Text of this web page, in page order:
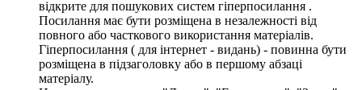
відкрите для пошукових систем гіперпосилання .
Посилання має бути розміщена в незалежності від
повного або часткового використання матеріалів.
Гіперпосилання ( для інтернет - видань) - повинна бути
розміщена в підзаголовку або в першому абзаці
матеріалу.